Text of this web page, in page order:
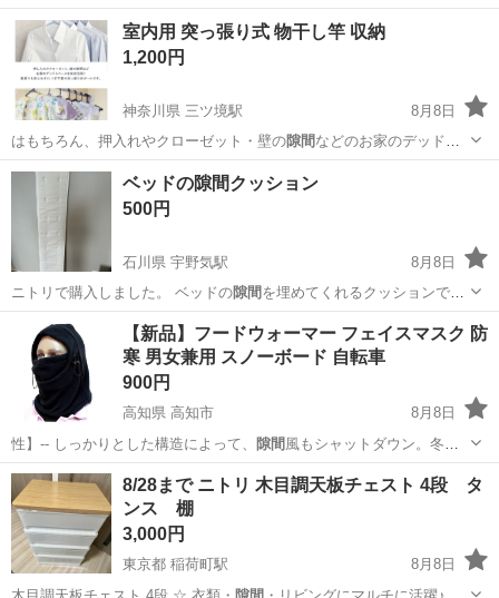
やカップルとの応募OK◎年間休日129日＆休出なしでプライベート充
実♪業務はクリーンルームで快適作業◎自社正社員登用制度あり★1食
300円～の格安食堂あり！《佐...
佐賀 伊万里市 東山代駅 その他
室内用 突っ張り式 物干し竿 収納
1,200円
神奈川県 三ツ境駅
8月8日
はもちろん、押入れやクローゼット・壁の隙間 などのお家のデッドス
ペースを有効活用で…
神奈川 横浜市 三ツ境駅 洗濯用品
ベッドの隙間クッション
500円
石川県 宇野気駅
8月8日
ニトリで購入しました。 ベッドの隙間 を埋めてくれるクッションで
す！ 毛玉や…
石川 かほく市 宇野気駅 ベッド
【新品】フードウォーマー フェイスマスク 防
寒 男女兼用 スノーボード 自転車
900円
高知県 高知市
8月8日
性】-- しっかりとした構造によって、
隙間 風もシャットダウン。冬に
自転車やバイク…
高知 高知市 スノーボード フードウォーマー
8/28まで ニトリ 木目調天板チェスト 4段 タ
ンス 棚
3,000円
東京都 稲荷町駅
8月8日